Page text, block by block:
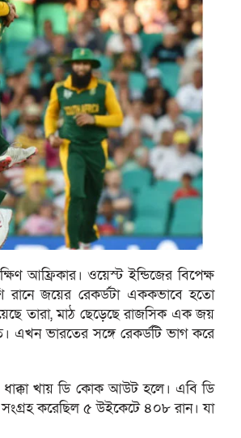
ওয়েস্ট ইন্ডিজের বিপেক্ষ
রানে জয়ের রেকর্ডটা এককভাবে হতো
তারা, মাঠ ছেড়েছে রাজসিক এক জয়
এখন ভারতের সঙ্গে রেকর্ডটি ভাগ করে
ধাক্কা খায় ডি কোক আউট হলে। এবি ডি
করেছিল ৫ উইকেটে ৪০৮ রান। যা